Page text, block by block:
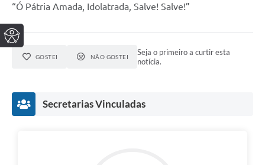
“Ó Pátria Amada, Idolatrada, Salve! Salve!”
GOSTEI NÃO GOSTEI
Seja o primeiro a curtir esta
notícia.
Secretarias Vinculadas